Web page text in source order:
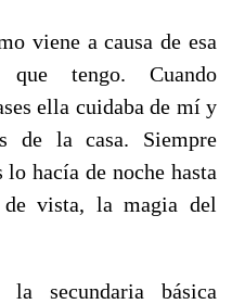
viene a causa de esa
tengo. Cuando
ella cuidaba de mí y
de la casa. Siempre
lo hacía de noche hasta
vista, la magia del
la secundaria básica